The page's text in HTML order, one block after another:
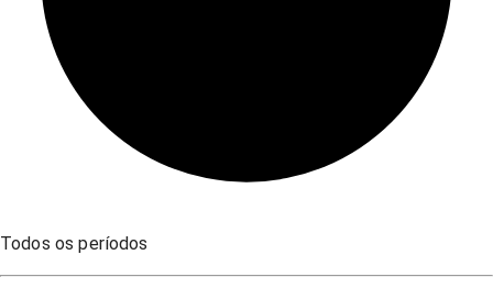
Todos os períodos